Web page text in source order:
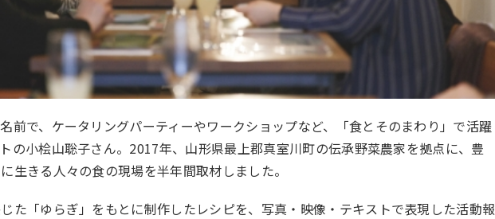
名前で、ケータリングパーティーやワークショップなど、「食とそのまわり」で活躍
の小桧山聡子さん。2017年、山形県最上郡真室川町の伝承野菜農家を拠点に、豊
生きる人々の食の現場を半年間取材しました。
た「ゆらぎ」をもとに制作したレシピを、写真・映像・テキストで表現した活動報